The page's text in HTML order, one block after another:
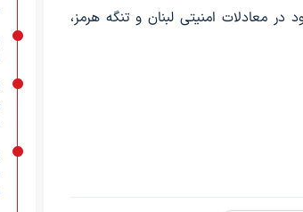
معادلات امنیتی لبنان و تنگه هرمز،